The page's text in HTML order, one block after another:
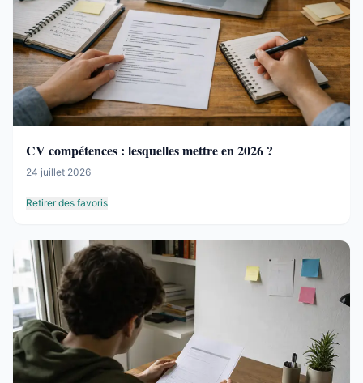
CV compétences : lesquelles mettre en 2026 ?
24 juillet 2026
Retirer des favoris